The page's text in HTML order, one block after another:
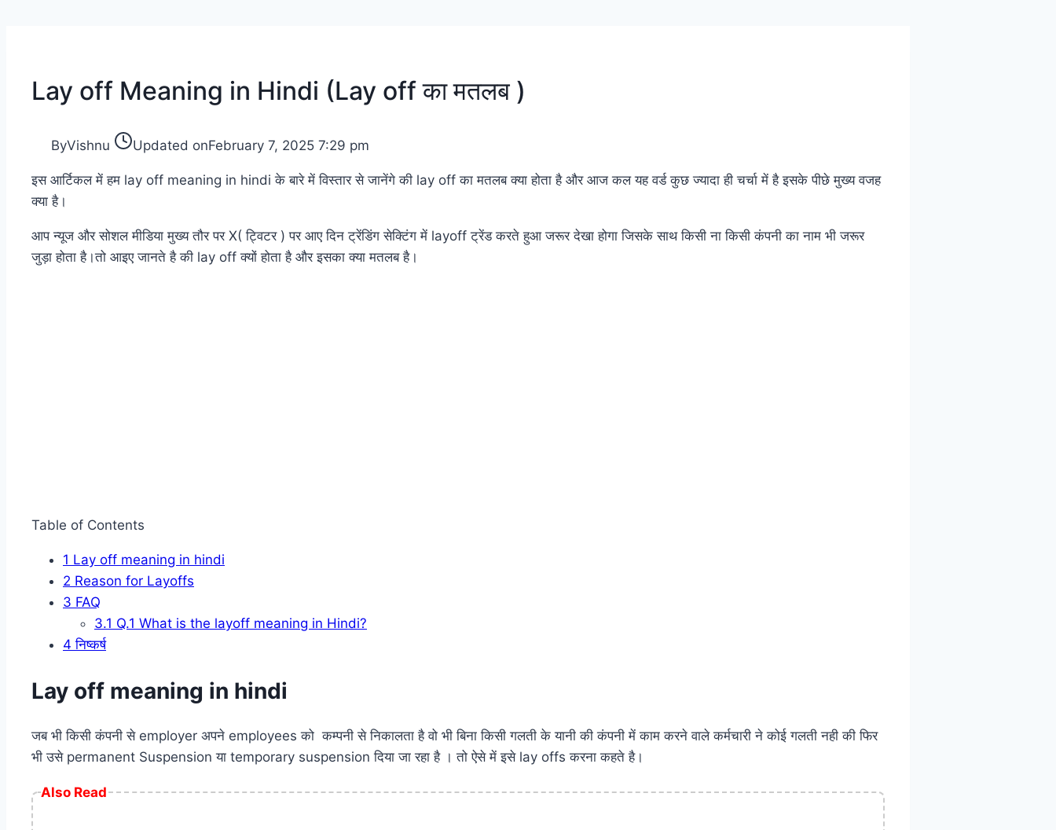
Lay off Meaning in Hindi (Lay off का मतलब )
ByVishnu Updated onFebruary 7, 2025 7:29 pm
इस आर्टिकल में हम lay off meaning in hindi के बारे में विस्तार से जानेंगे की lay off का मतलब क्या होता है और आज कल यह वर्ड कुछ ज्यादा ही चर्चा में है इसके पीछे मुख्य वजह
क्या है।
आप न्यूज और सोशल मीडिया मुख्य तौर पर X( ट्विटर ) पर आए दिन ट्रेंडिंग सेक्टिंग में layoff ट्रेंड करते हुआ जरूर देखा होगा जिसके साथ किसी ना किसी कंपनी का नाम भी जरूर
जुड़ा होता है।तो आइए जानते है की lay off क्यों होता है और इसका क्या मतलब है।
Table of Contents
1 Lay off meaning in hindi
2 Reason for Layoffs
3 FAQ
3.1 Q.1 What is the layoff meaning in Hindi?
4 निष्कर्ष
Lay off meaning in hindi
जब भी किसी कंपनी से employer अपने employees को कम्पनी से निकालता है वो भी बिना किसी गलती के यानी की कंपनी में काम करने वाले कर्मचारी ने कोई गलती नही की फिर
भी उसे permanent Suspension या temporary suspension दिया जा रहा है । तो ऐसे में इसे lay offs करना कहते है।
Also Read